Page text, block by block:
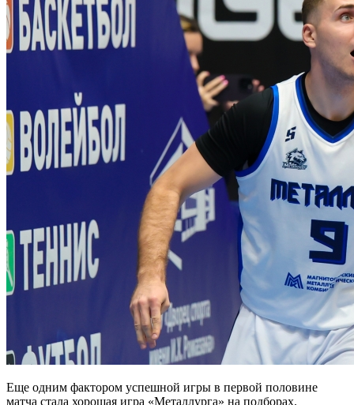
Еще одним фактором успешной игры в первой половине
матча стала хорошая игра «Металлурга» на подборах.